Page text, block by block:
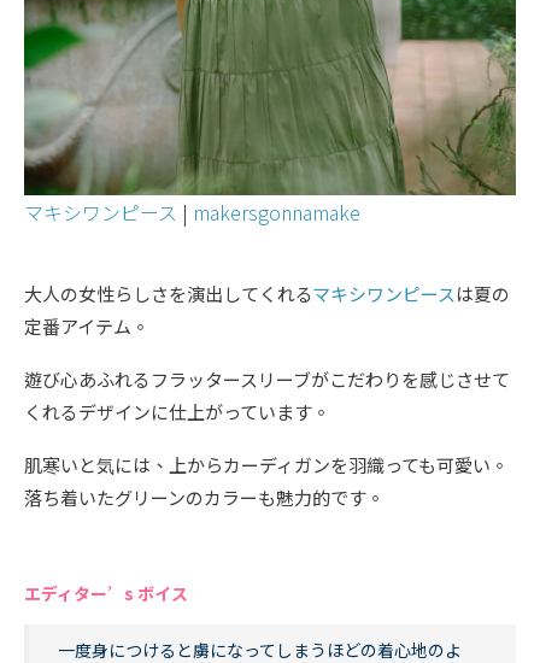
マキシワンピース | makersgonnamake
大人の女性らしさを演出してくれるマキシワンピースは夏の
定番アイテム。
遊び心あふれるフラッタースリーブがこだわりを感じさせて
くれるデザインに仕上がっています。
肌寒いと気には、上からカーディガンを羽織っても可愛い。
落ち着いたグリーンのカラーも魅力的です。
エディター’s ボイス
一度身につけると虜になってしまうほどの着心地のよ